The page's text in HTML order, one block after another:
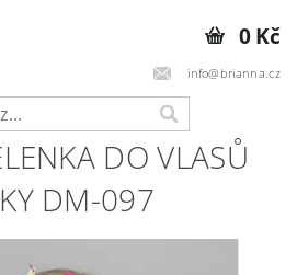
info@brianna.cz
0 Kč
DO VLASŮ
DM-097